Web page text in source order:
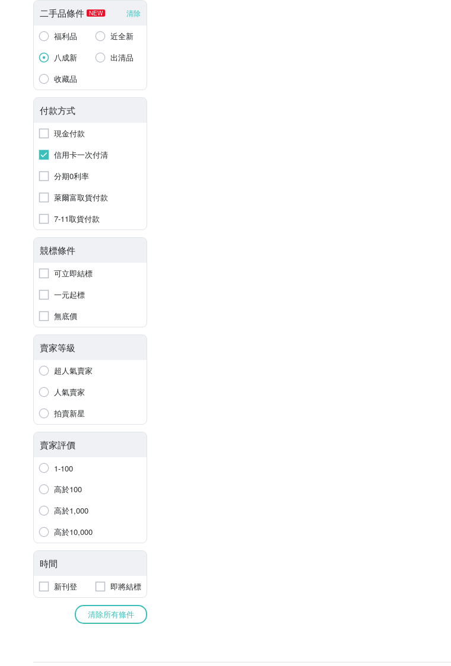
二手品條件 NEW 清除
福利品
近全新
八成新
出清品
收藏品
付款方式
現金付款
信用卡一次付清
分期0利率
萊爾富取貨付款
7-11取貨付款
競標條件
可立即結標
一元起標
無底價
賣家等級
超人氣賣家
人氣賣家
拍賣新星
賣家評價
1-100
高於100
高於1,000
高於10,000
時間
新刊登 即將結標
清除所有條件